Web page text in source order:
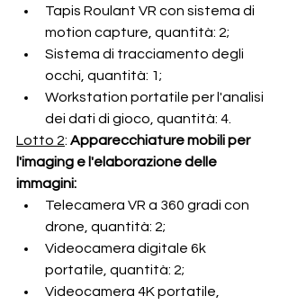
Tapis Roulant VR con sistema di
motion capture, quantità: 2;
Sistema di tracciamento degli
occhi, quantità: 1;
Workstation portatile per l'analisi
dei dati di gioco, quantità: 4.
Lotto 2: Apparecchiature mobili per
l'imaging e l'elaborazione delle
immagini:
Telecamera VR a 360 gradi con
drone, quantità: 2;
Videocamera digitale 6k
portatile, quantità: 2;
Videocamera 4K portatile,